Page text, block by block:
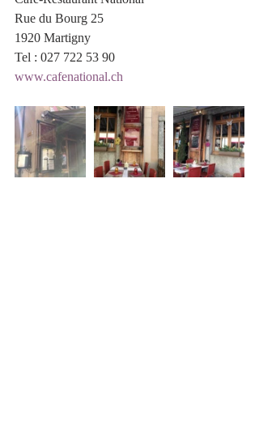
Rue du Bourg 25
1920 Martigny
Tel : 027 722 53 90
www.cafenational.ch